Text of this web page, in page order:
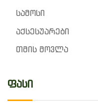
სამოსი
აქსესუარები
თმის მოვლა
ფასი